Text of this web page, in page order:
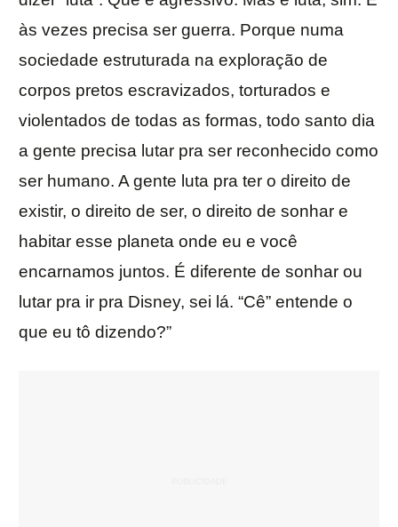
às vezes precisa ser guerra. Porque numa
sociedade estruturada na exploração de
corpos pretos escravizados, torturados e
violentados de todas as formas, todo santo dia
a gente precisa lutar pra ser reconhecido como
ser humano. A gente luta pra ter o direito de
existir, o direito de ser, o direito de sonhar e
habitar esse planeta onde eu e você
encarnamos juntos. É diferente de sonhar ou
lutar pra ir pra Disney, sei lá. “Cê” entende o
que eu tô dizendo?”